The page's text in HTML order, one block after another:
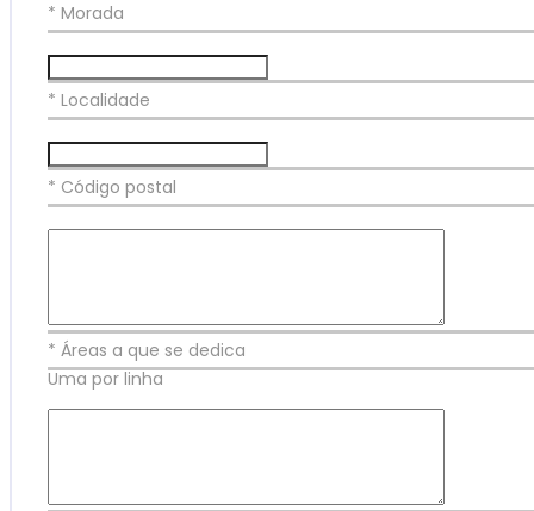
* Morada
* Localidade
* Código postal
* Áreas a que se dedica
Uma por linha